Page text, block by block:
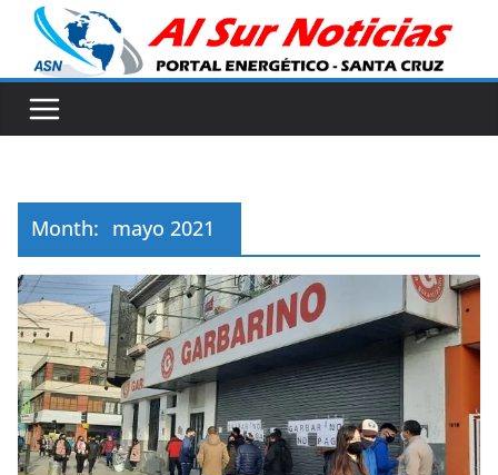
Skip
content
Month: mayo 2021